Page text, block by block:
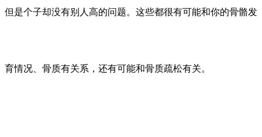
但是个子却没有别人高的问题。这些都很有可能和你的骨骼发
育情况、骨质有关系，还有可能和骨质疏松有关。